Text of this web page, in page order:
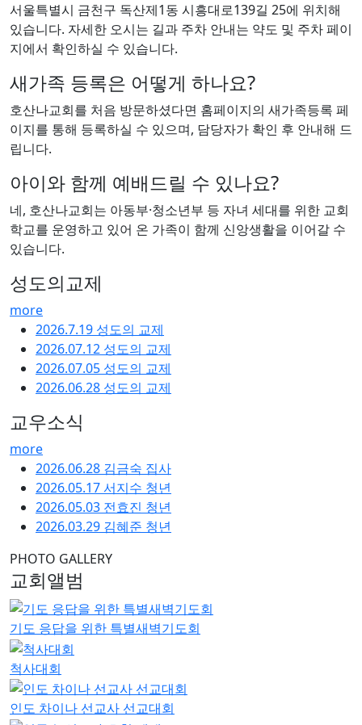
서울특별시 금천구 독산제1동 시흥대로139길 25에 위치해
있습니다. 자세한 오시는 길과 주차 안내는 약도 및 주차 페이
지에서 확인하실 수 있습니다.
새가족 등록은 어떻게 하나요?
호산나교회를 처음 방문하셨다면 홈페이지의 새가족등록 페
이지를 통해 등록하실 수 있으며, 담당자가 확인 후 안내해 드
립니다.
아이와 함께 예배드릴 수 있나요?
네, 호산나교회는 아동부·청소년부 등 자녀 세대를 위한 교회
학교를 운영하고 있어 온 가족이 함께 신앙생활을 이어갈 수
있습니다.
성도의교제
more
2026.7.19 성도의 교제
2026.07.12 성도의 교제
2026.07.05 성도의 교제
2026.06.28 성도의 교제
교우소식
more
2026.06.28 김금숙 집사
2026.05.17 서지수 청년
2026.05.03 전효진 청년
2026.03.29 김혜준 청년
PHOTO GALLERY
교회앨범
기도 응답을 위한 특별새벽기도회
척사대회
인도 차이나 선교사 선교대회